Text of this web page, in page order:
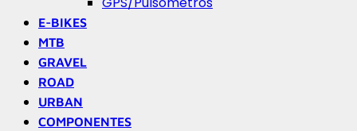
E-BIKES
MTB
GRAVEL
ROAD
URBAN
COMPONENTES